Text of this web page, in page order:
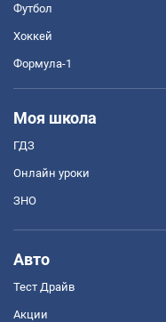
Футбол
Хоккей
Формула-1
Моя школа
ГДЗ
Онлайн уроки
ЗНО
Авто
Тест Драйв
Акции